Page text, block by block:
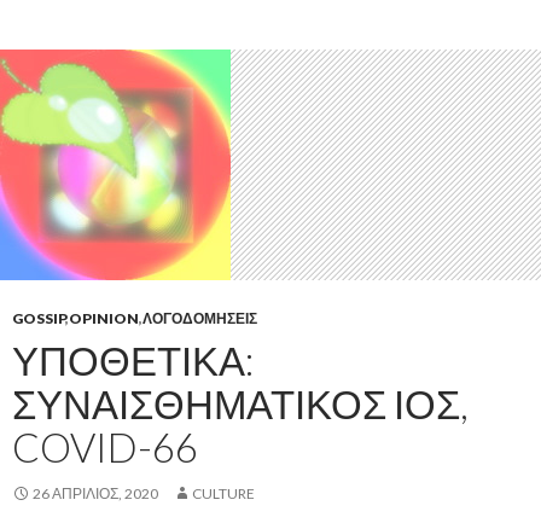
GOSSIP,OPINION,ΛΟΓΟΔΟΜΉΣΕΙΣ
ΥΠΟΘΕΤΙΚΆ:
ΣΥΝΑΙΣΘΗΜΑΤΙΚΌΣ ΙΌΣ,
COVID-66
26 ΑΠΡΊΛΙΟΣ, 2020 CULTURE